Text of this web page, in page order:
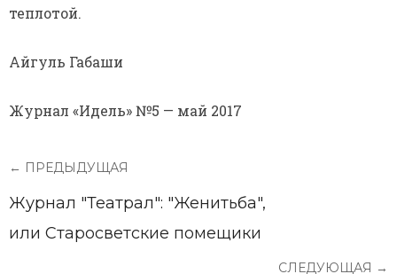
теплотой.
Айгуль Габаши
Журнал «Идель» №5 — май 2017
← ПРЕДЫДУЩАЯ
Журнал "Театрал": "Женитьба",
или Старосветские помещики
СЛЕДУЮЩАЯ →